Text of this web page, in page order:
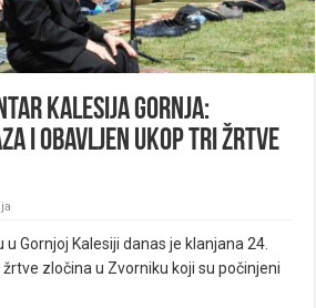
Kalesija Gornja:
i obavljen ukop tri žrtve
Gornjoj Kalesiji danas je klanjana 24.
zločina u Zvorniku koji su počinjeni